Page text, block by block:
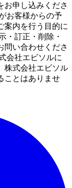
お申し込みくださ
お客様からの予
案内を行う目的に
・訂正・削除・
問い合わせくださ
会社エビソルに
株式会社エビソル
ことはありませ